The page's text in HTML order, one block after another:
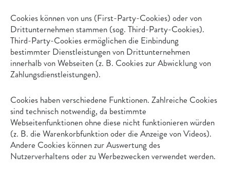
Cookies können von uns (First-Party-Cookies) oder von
Drittunternehmen stammen (sog. Third-Party-Cookies).
Third-Party-Cookies ermöglichen die Einbindung
bestimmter Dienstleistungen von Drittunternehmen
innerhalb von Webseiten (z. B. Cookies zur Abwicklung von
Zahlungsdienstleistungen).
Cookies haben verschiedene Funktionen. Zahlreiche Cookies
sind technisch notwendig, da bestimmte
Webseitenfunktionen ohne diese nicht funktionieren würden
(z. B. die Warenkorbfunktion oder die Anzeige von Videos).
Andere Cookies können zur Auswertung des
Nutzerverhaltens oder zu Werbezwecken verwendet werden.